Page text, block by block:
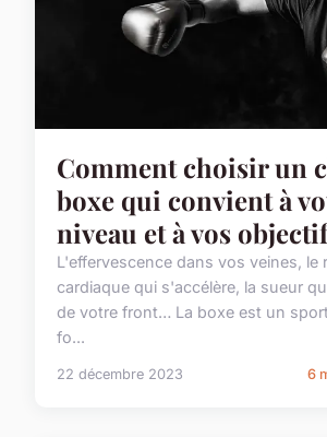
Comment choisir un
boxe qui convient à
niveau et à vos
L'effervescence dans vos veines, le
cardiaque qui s'accélère, la sueur
de votre front… La boxe est un
fo...
22 décembre 2023 6